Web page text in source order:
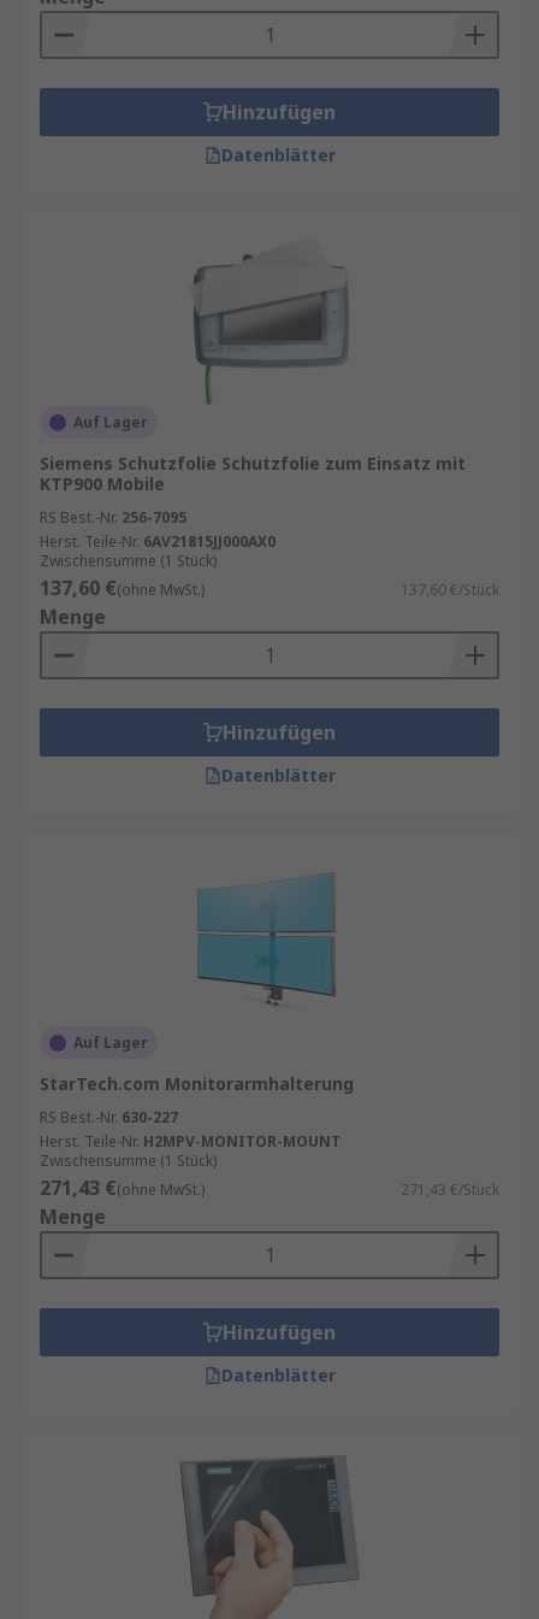
Hinzufügen
Datenblätter
Auf Lager
Siemens Schutzfolie Schutzfolie zum Einsatz mit
KTP900 Mobile
RS Best.-Nr. 256-7095
Herst. Teile-Nr. 6AV21815JJ000AX0
Zwischensumme (1 Stück)
137,60 €(ohne MwSt.) 137,60 €/Stück
Menge
Hinzufügen
Datenblätter
Auf Lager
StarTech.com Monitorarmhalterung
RS Best.-Nr. 630-227
Herst. Teile-Nr. H2MPV-MONITOR-MOUNT
Zwischensumme (1 Stück)
271,43 €(ohne MwSt.) 271,43 €/Stück
Menge
Hinzufügen
Datenblätter